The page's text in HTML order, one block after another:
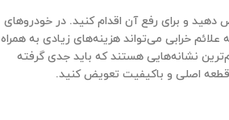
و برای رفع آن اقدام کنید. در خودروهای
خرابی می‌تواند هزینه‌های زیادی به همراه
نشانه‌هایی هستند که باید جدی گرفته
قطعه اصلی و باکیفیت تعویض کنید.